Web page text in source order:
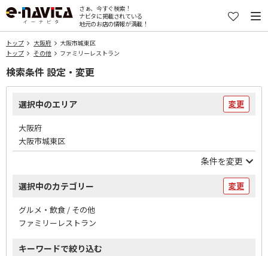
さぁ、今すぐ検索！
ナビタに掲載されている
地元のお店の情報が満載！
トップ 大阪府
大阪市城東区
トップ
その他 ファミリーレストラン
検索条件 設定・変更
選択中のエリア 変更
大阪府
大阪市城東区
条件を変更
選択中のカテゴリー 変更
グルメ・飲食 / その他
ファミリーレストラン
キーワードで絞り込む